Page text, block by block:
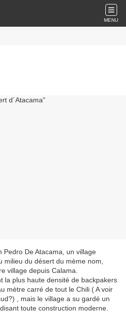
MENU
Pedro De Atacama, un village
milieu du désert du mème nom,
village depuis Calama.
la plus haute densité de backpakers
mètre carré de tout le Chili ( A voir
, mais le village a su gardé un
toute construction moderne.